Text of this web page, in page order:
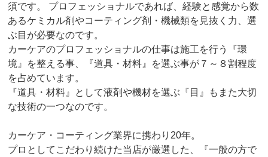
須です。 プロフェッショナルであれば、経験と感覚から数
あるケミカル剤やコーティング剤・機械類を見抜く力、選
ぶ目が必要なのです。
カーケアのプロフェッショナルの仕事は施工を行う『環
境』を整える事、『道具・材料』を選ぶ事が７～８割程度
を占めています。
『道具・材料』として液剤や機材を選ぶ『目』もまた大切
な技術の一つなのです。
カーケア・コーティング業界に携わり20年。
プロとしてこだわり続けた当店が厳選した、『一般の方で